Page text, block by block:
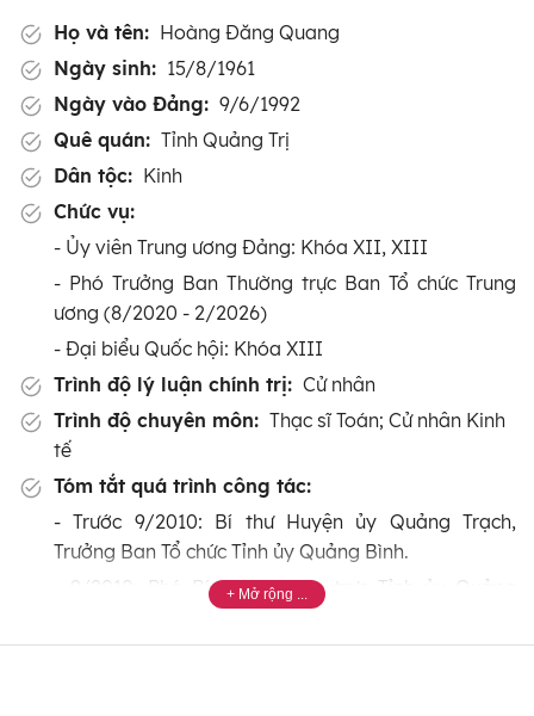
Họ và tên: Hoàng Đăng Quang
Ngày sinh: 15/8/1961
Ngày vào Đảng: 9/6/1992
Quê quán: Tỉnh Quảng Trị
Dân tộc: Kinh
Chức vụ:
- Ủy viên Trung ương Đảng: Khóa XII, XIII
- Phó Trưởng Ban Thường trực Ban Tổ chức Trung
ương (8/2020 - 2/2026)
- Đại biểu Quốc hội: Khóa XIII
Trình độ lý luận chính trị: Cử nhân
Trình độ chuyên môn: Thạc sĩ Toán; Cử nhân Kinh
tế
Tóm tắt quá trình công tác:
- Trước 9/2010: Bí thư Huyện ủy Quảng Trạch,
Trưởng Ban Tổ chức Tỉnh ủy Quảng Bình.
- 9/2010: Phó Bí thư Thường trực Tỉnh ủy Quảng
- 10/2015 - 8/2020: Bí thư Tỉnh ủy Quảng Bình khóa